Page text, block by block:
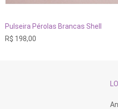
ADICIONAR AO
Pulseira Pérolas Brancas Shell
R$ 198,00